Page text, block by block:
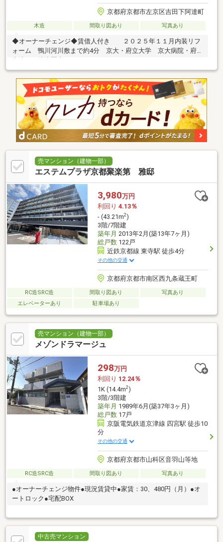
京都府京都市左京区吉田下阿達町
木造 間取り図あり 写真あり
◆オーナーチェンジ◆賃借人付き ２０２５年１１月内装リフ
ォーム 鴨川河川敷まで約4分 京大・府立大学 京大病院・府立
売マンション（建物一部）
エステムプラザ京都聚楽第 雅邸
3,980万円
利回り 4.13％
- (43.21m2)
3階/7階建
築年月 2013年2月(築13年7ヶ月)
総戸数122戸
近鉄京都線 東寺駅 徒歩4分
その他の交通
京都府京都市南区西九条蔵王町
RC造SRC造 間取り図あり
写真あり
エレベーターあり
駐車場あり
売マンション（建物一部）
メゾンドラマージュ
298万円
利回り 12.24％
1K (14.4m2)
3階/3階建
築年月 1989年6月(築37年3ヶ月)
総戸数17戸
京阪電気鉄道京津線 四宮駅 徒歩10
分
その他の交通
京都府京都市山科区音羽山等地
RC造SRC造 間取り図あり 写真あり
●オーナーチェンジ物件●現況賃貸中●家賃：30、480円（月）●オ
ートロック●宅配BOX
中古売マンション